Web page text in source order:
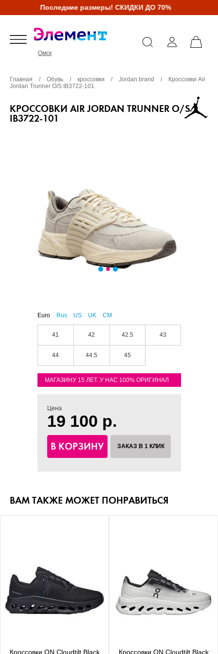
Последние размеры! СКИДКИ ДО 70%
Омск
Главная / Обувь / кроссовки / Jordan brand /
Кроссовки Air
Jordan Trunner O/S IB3722-101
КРОССОВКИ AIR JORDAN TRUNNER O/S
IB3722-101
Euro Rus US UK CM
41 42 42.5 43
44 44.5 45
МАГАЗИНУ 15 ЛЕТ. У НАС 100% ОРИГИНАЛ
Цена
19 100 р.
В КОРЗИНУ ЗАКАЗ В 1 КЛИК
ВАМ ТАКЖЕ МОЖЕТ ПОНРАВИТЬСЯ
Кроссовки ON Cloudtilt Black Кроссовки ON Cloudtilt Black